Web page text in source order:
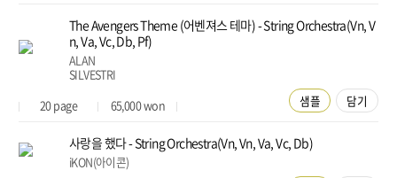
The Avengers Theme (어벤져스 테마) - String Orchestra(Vn, V
n, Va, Vc, Db, Pf)
ALAN
SILVESTRI
20page 65,000won 샘플 담기
사랑을 했다 - String Orchestra(Vn, Vn, Va, Vc, Db)
iKON(아이콘)